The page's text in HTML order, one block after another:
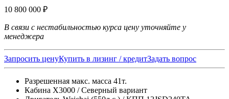
10 800 000 ₽
В связи с нестабильностью курса цену уточняйте у
менеджера
Запросить ценуКупить в лизинг / кредитЗадать вопрос
Разрешенная макс. масса 41т.
Кабина X3000 / Северный вариант